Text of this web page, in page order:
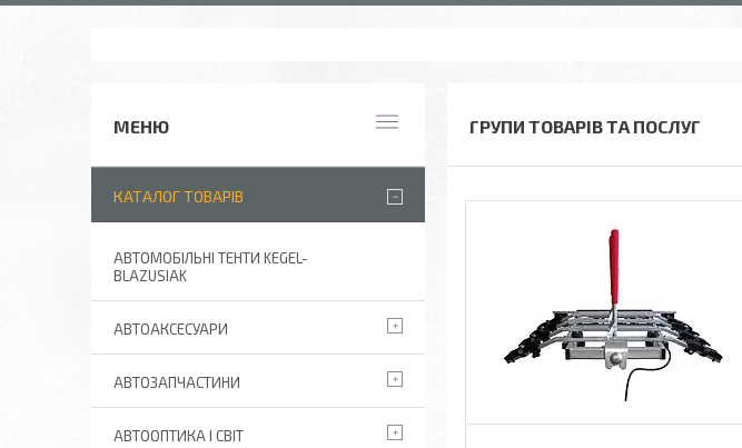
ГРУПИ ТОВАРІВ ТА ПОСЛУГ
КАТАЛОГ ТОВАРІВ
АВТОМОБІЛЬНІ ТЕНТИ KEGEL-
BLAZUSIAK
АВТОАКСЕСУАРИ
АВТОЗАПЧАСТИНИ
АВТООПТИКА І СВІТ